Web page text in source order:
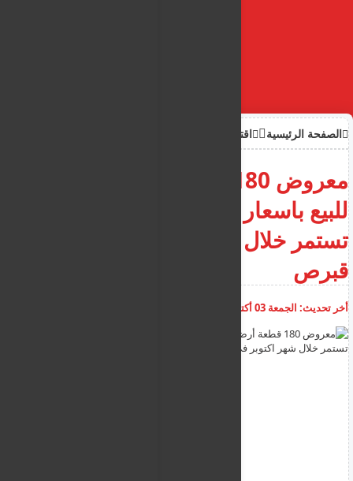
الصفحة الرئيسية اقتصاد
تستمر خلال شهر اكتوبر في
قبرص
أخر تحديث: الجمعة 03 أكتوبر 2025